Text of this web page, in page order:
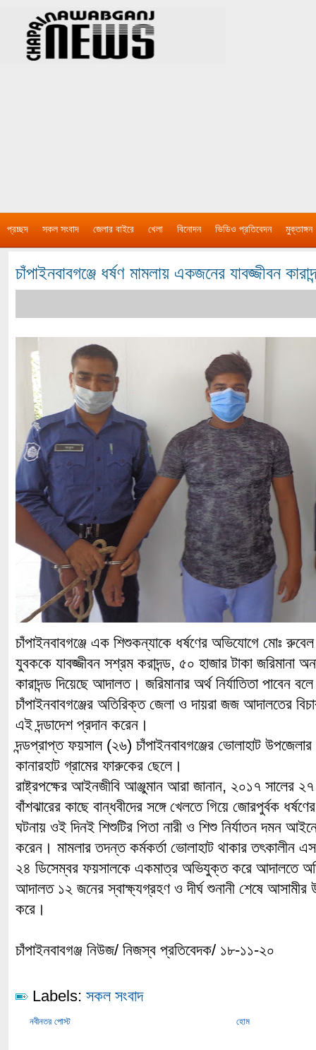
প্রচ্ছদ সকল সংবাদ জেলার বাইরে খেলা বিনোদন ভিডিও প্রতিবেদন মুক্তাঙ্গন
চাঁপাইনবাবগঞ্জে ধর্ষণ মামলায় একজনের যাবজ্জীবন
চাঁপাইনবাবগঞ্জে এক শিশুকন্যাকে ধর্ষণের অভিযোগে মোঃ
যুবককে যাবজ্জীবন সশ্রম করাদন্ড, ৫০ হাজার টাকা জরিমানা
কারাদন্ড দিয়েছে আদালত। জরিমানার অর্থ নির্যাতিতা পাবেন
চাঁপাইনবাবগঞ্জের অতিরিক্ত জেলা ও দায়রা জজ আদালতের
এই দন্ডাদেশ প্রদান করেন।
দন্ডপ্রাপ্ত ফয়সাল (২৬) চাঁপাইনবাবগঞ্জের ভোলাহাট
কানারহাট গ্রামের ফারুকের ছেলে।
রাষ্ট্রপক্ষের আইনজীবি আঞ্জুমান আরা জানান, ২০১৭ সালের
বাঁশঝারের কাছে বান্ধবীদের সঙ্গে খেলতে গিয়ে জোরপুর্বক
ঘটনায় ওই দিনই শিশুটির পিতা নারী ও শিশু নির্যাতন দমন
করেন। মামলার তদন্ত কর্মকর্তা ভোলাহাট থাকার তৎকালীন
২৪ ডিসেম্বর ফয়সালকে একমাত্র অভিযুক্ত করে আদালতে
আদালত ১২ জনের স্বাক্ষ্যগ্রহণ ও দীর্ঘ শুনানী শেষে আসামীর
করে।
চাঁপাইনবাবগঞ্জ নিউজ/ নিজস্ব প্রতিবেদক/ ১৮-১১-২০
Labels: সকল সংবাদ
নবীনতর পোস্ট হোম